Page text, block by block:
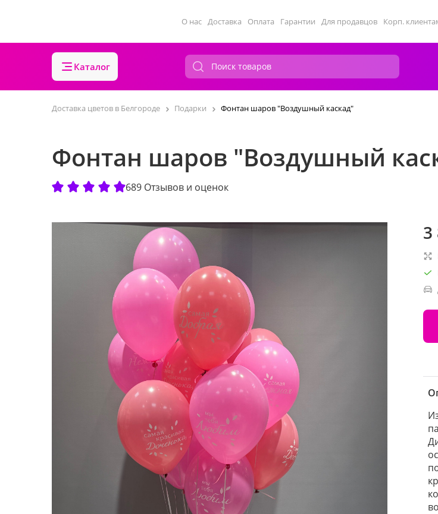
О нас Доставка Оплата Гарантии Для продавцов Корп.
Каталог
Доставка цветов в Белгороде Подарки Фонтан шаров "Воздушный каскад"
Фонтан шаров "Воздушный
689 Отзывов и оценок
3